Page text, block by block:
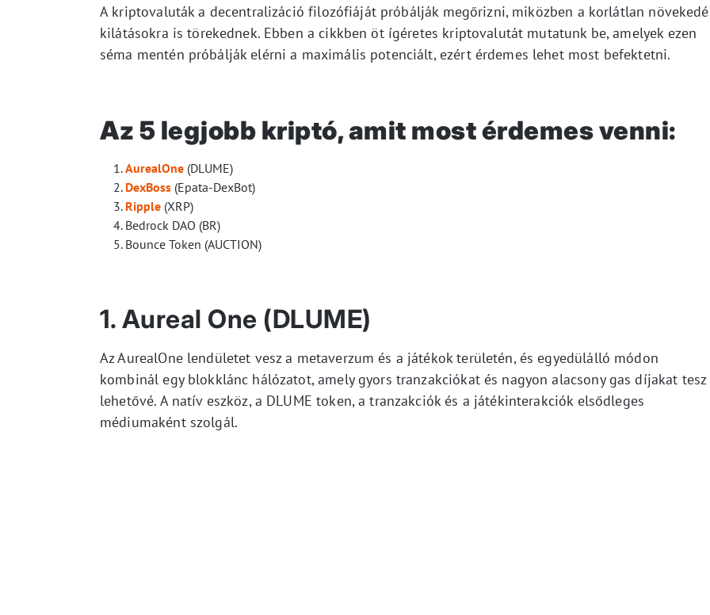
A kriptovaluták a decentralizáció filozófiáját próbálják megőrizni, miközben a korlátlan
kilátásokra is törekednek. Ebben a cikkben öt ígéretes kriptovalutát mutatunk be, amelyek ezen
séma mentén próbálják elérni a maximális potenciált, ezért érdemes lehet most befektetni.
Az 5 legjobb kriptó, amit most érdemes venni:
AurealOne (DLUME)
DexBoss (Epata-DexBot)
Ripple (XRP)
Bedrock DAO (BR)
Bounce Token (AUCTION)
1. Aureal One (DLUME)
Az AurealOne lendületet vesz a metaverzum és a játékok területén, és egyedülálló módon
kombinál egy blokklánc hálózatot, amely gyors tranzakciókat és nagyon alacsony gas díjakat tesz
lehetővé. A natív eszköz, a DLUME token, a tranzakciók és a játékinterakciók elsődleges
médiumaként szolgál.